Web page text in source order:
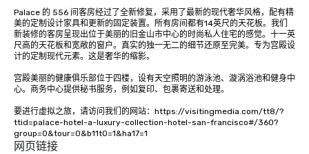
Palace 的 556 间客房经过了全新修复，采用了最新的现代奢华风格，配有精
美的定制设计家具和更新的固定装置。所有房间都有14英尺的天花板。我们
新装修的客房呈现出位于美丽的旧金山市中心的时尚私人住宅的感觉。十一英
尺高的天花板和宽敞的窗户。真实的独一无二的细节还原至完美。专为宫殿设
计的定制现代元素。这是奢华的缩影。
宫殿美丽的健康俱乐部位于四楼，设有天空照明的游泳池、漩涡浴池和健身中
心。商务中心提供秘书服务，例如复印、包裹寄送和处理。
要进行虚拟之旅，请访问我们的网站：https://visitingmedia.com/tt8/?
ttid=palace-hotel-a-luxury-collection-hotel-san-francisco#/360?
group=0&tour=0&b11t0=1&ha17=1
网页链接